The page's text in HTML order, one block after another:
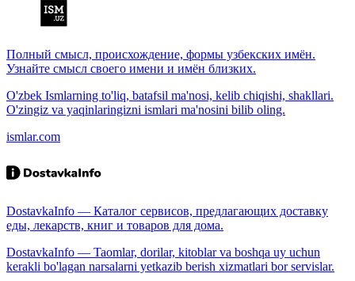
Полный смысл, происхождение, формы узбекских имён.
Узнайте смысл своего имени и имён близких.
O'zbek Ismlarning to'liq, batafsil ma'nosi, kelib chiqishi, shakllari.
O'zingiz va yaqinlaringizni ismlari ma'nosini bilib oling.
ismlar.com
DostavkaInfo — Каталог сервисов, предлагающих доставку
еды, лекарств, книг и товаров для дома.
DostavkaInfo — Taomlar, dorilar, kitoblar va boshqa uy uchun
kerakli bo'lagan narsalarni yetkazib berish xizmatlari bor servislar.